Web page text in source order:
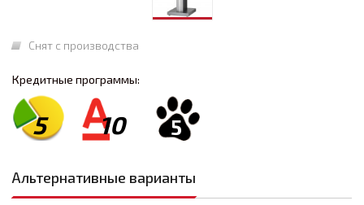
Снят с производства
Кредитные программы:
5 10 5
Альтернативные варианты